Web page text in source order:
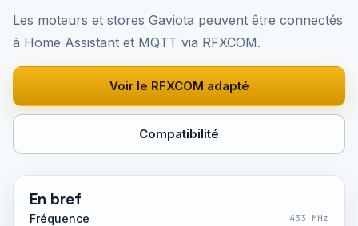
Les moteurs et stores Gaviota peuvent être connectés
à Home Assistant et MQTT via RFXCOM.
Voir le RFXCOM adapté
Compatibilité
En bref
Fréquence 433 MHz